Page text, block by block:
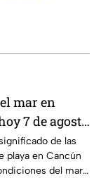
mar en
7 de agosto
el color
de las
playa en Cancún
del mar